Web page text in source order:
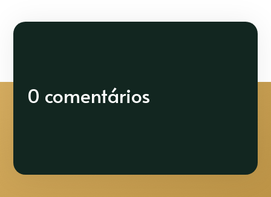
0 comentários